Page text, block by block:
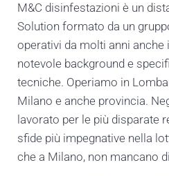
M&C disinfestazioni è un
Solution formato da un
operativi da molti anni anche
notevole background e
tecniche. Operiamo in
Milano e anche provincia.
lavorato per le più disparate
sfide più impegnative nella
che a Milano, non mancano